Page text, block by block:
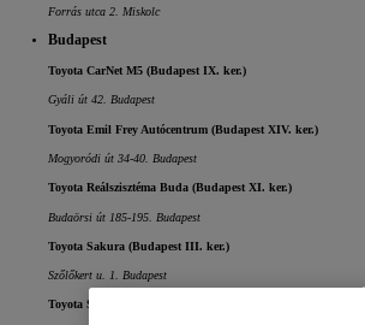
Forrás utca 2. Miskolc
Budapest
Toyota CarNet M5 (Budapest IX. ker.)
Gyáli út 42. Budapest
Toyota Emil Frey Autócentrum (Budapest XIV. ker.)
Mogyoródi út 34-40. Budapest
Toyota Reálszisztéma Buda (Budapest XI. ker.)
Budaörsi út 185-195. Budapest
Toyota Sakura (Budapest III. ker.)
Szőlőkert u. 1. Budapest
Toyota Sakura Hibrid Központ (Budapest III. ker.)